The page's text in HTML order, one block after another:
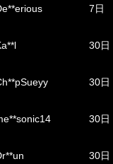
7日
30日
30日
30日
30日